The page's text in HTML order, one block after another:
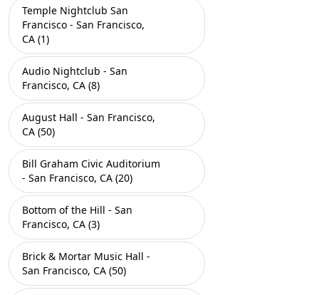
Temple Nightclub San
Francisco - San Francisco,
CA (1)
Audio Nightclub - San
Francisco, CA (8)
August Hall - San Francisco,
CA (50)
Bill Graham Civic Auditorium
- San Francisco, CA (20)
Bottom of the Hill - San
Francisco, CA (3)
Brick & Mortar Music Hall -
San Francisco, CA (50)